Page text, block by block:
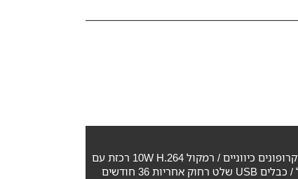
מצלמת PTZ ממונעת עדשה f1.8-f2.8, 1080p זום אופטי 18X רמקול עם 3 מיקרופונים כיווניים / רמקול 10W H.264 רכזת עם